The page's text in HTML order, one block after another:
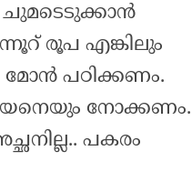
രൂപ എങ്കിലും
മോൻ പഠിക്കണം.
നോക്കണം.
പകരം